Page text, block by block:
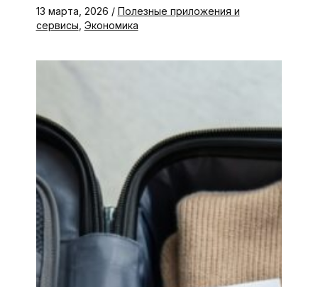
13 марта, 2026 / Полезные приложения и
сервисы Экономика